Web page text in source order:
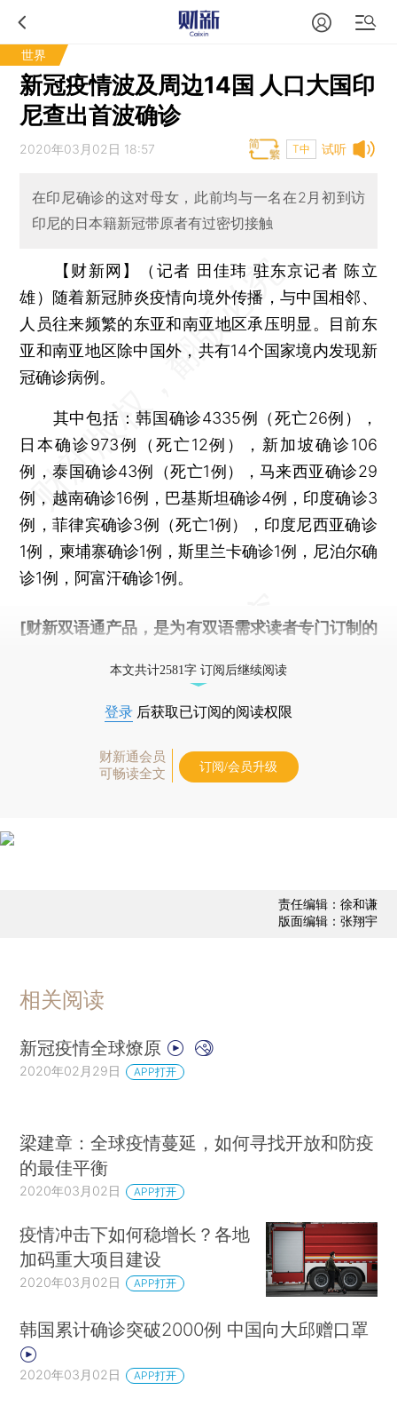
世界
新冠疫情波及周边14国 人口大国印
尼查出首波确诊
试听
2020年03月02日 18:57 T中
在印尼确诊的这对母女，此前均与一名在2月初到访
印尼的日本籍新冠带原者有过密切接触
【财新网】（记者 田佳玮 驻东京记者 陈立
雄） 随着新冠肺炎疫情向境外传播，与中国相邻、
人员往来频繁的东亚和南亚地区承压明显。目前东
亚和南亚地区除中国外，共有14个国家境内发现新
冠确诊病例。
其中包括：韩国确诊4335例（死亡26例），
日本确诊973例（死亡12例），新加坡确诊106
例，泰国确诊43例（死亡1例），马来西亚确诊29
例，越南确诊16例，巴基斯坦确诊4例，印度确诊3
例，菲律宾确诊3例（死亡1例），印度尼西亚确诊
1例，柬埔寨确诊1例，斯里兰卡确诊1例，尼泊尔确
诊1例，阿富汗确诊1例。
[财新双语通产品，是为有双语需求读者专门订制的
本文共计2581字 订阅后继续阅读
登录 后获取已订阅的阅读权限
财新通会员
可畅读全文
订阅/会员升级
责任编辑：徐和谦
版面编辑：张翔宇
相关阅读
新冠疫情全球燎原
2020年02月29日 APP打开
梁建章：全球疫情蔓延，如何寻找开放和防疫
的最佳平衡
2020年03月02日 APP打开
疫情冲击下如何稳增长？各地
加码重大项目建设
2020年03月02日 APP打开
韩国累计确诊突破2000例 中国向大邱赠口罩
2020年03月02日 APP打开